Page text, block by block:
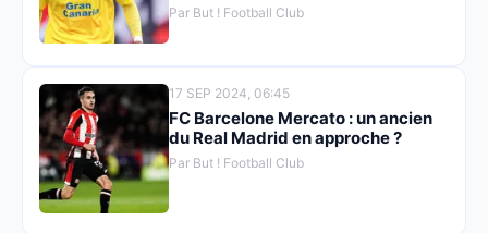
Par But ! Football Club
17 SEP 2024, 06:45
FC Barcelone Mercato : un ancien
du Real Madrid en approche ?
Par But ! Football Club